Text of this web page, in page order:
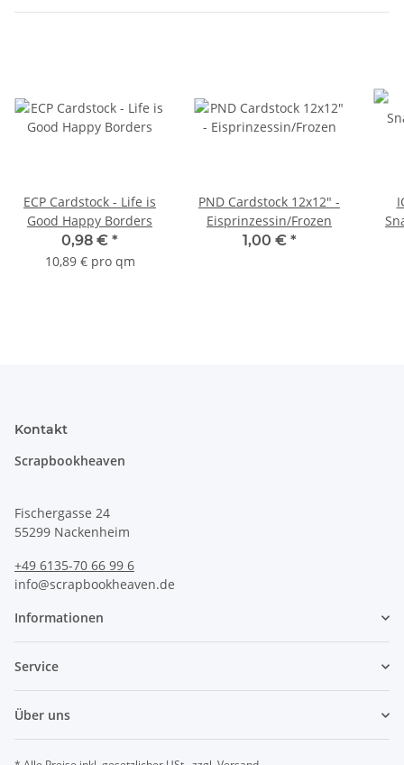
ECP Cardstock - Life is
Good Happy Borders
0,98 € *
10,89 € pro qm
PND Cardstock 12x12" -
Eisprinzessin/Frozen
1,00 € *
Kontakt
Scrapbookheaven
Fischergasse 24
55299 Nackenheim
+49 6135-70 66 99 6
info@scrapbookheaven.de
Informationen
Service
Über uns